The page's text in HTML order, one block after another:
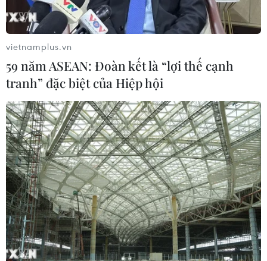
Điều gì chờ đợi đồng yen sau cái bắt
Sửa Luật Trưng mua, trưng dụng tài
sản giải quyết vướng mắc trên thực
tiễn
04/08/2026 13:10
Đề xuất 5 nhóm chính sách sửa đổi
Luật Trưng mua, trưng dụng tài sản
04/08/2026 11:56
vietnamplus.vn
59 năm ASEAN: Đoàn kết là “lợi thế cạnh
tranh” đặc biệt của Hiệp hội